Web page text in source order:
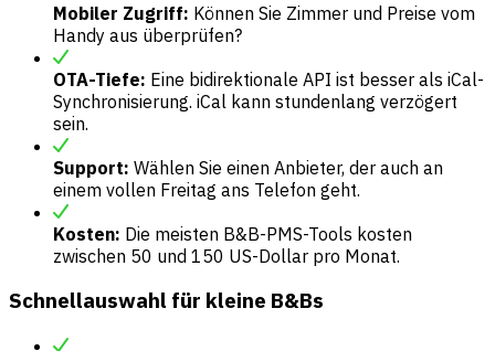
Mobiler Zugriff: Können Sie Zimmer und Preise vom
Handy aus überprüfen?
OTA-Tiefe: Eine bidirektionale API ist besser als iCal-
Synchronisierung. iCal kann stundenlang verzögert
sein.
Support: Wählen Sie einen Anbieter, der auch an
einem vollen Freitag ans Telefon geht.
Kosten: Die meisten B&B-PMS-Tools kosten
zwischen 50 und 150 US-Dollar pro Monat.
Schnellauswahl für kleine B&Bs